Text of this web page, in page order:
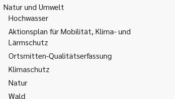
Natur und Umwelt
Hochwasser
Aktionsplan für Mobilität, Klima- und
Lärmschutz
Ortsmitten-Qualitätserfassung
Klimaschutz
Natur
Wald